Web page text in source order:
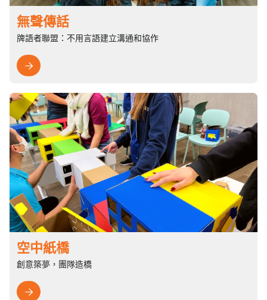
無聲傳話
牌語者聯盟：不用言語建立溝通和協作

空中紙橋
創意築夢，團隊造橋
